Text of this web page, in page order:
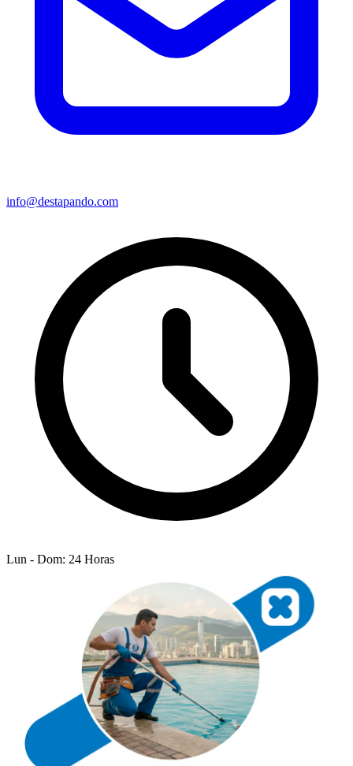
info@destapando.com
Lun - Dom: 24 Horas